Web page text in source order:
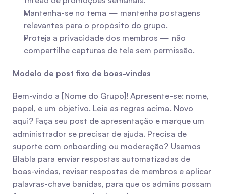
Mantenha-se no tema — mantenha postagens
relevantes para o propósito do grupo.
Proteja a privacidade dos membros — não
compartilhe capturas de tela sem permissão.
Modelo de post fixo de boas-vindas
Bem-vindo a [Nome do Grupo]! Apresente-se: nome,
papel, e um objetivo. Leia as regras acima. Novo
aqui? Faça seu post de apresentação e marque um
administrador se precisar de ajuda. Precisa de
suporte com onboarding ou moderação? Usamos
Blabla para enviar respostas automatizadas de
boas-vindas, revisar respostas de membros e aplicar
palavras-chave banidas, para que os admins possam